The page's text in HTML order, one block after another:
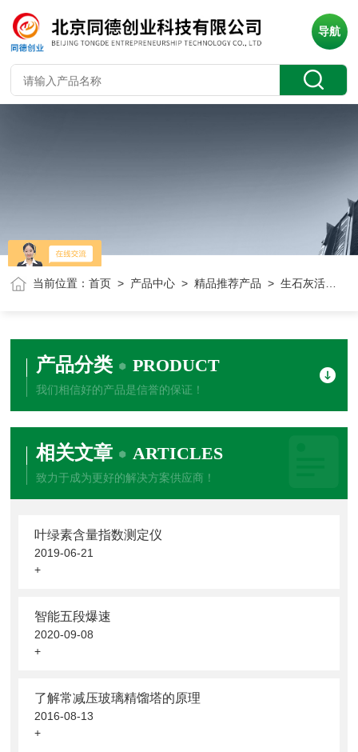
导航
当前位置：首页 > 产品中心 >精品推荐产品 > 生石灰活性自动测定仪
产品分类 PRODUCT
我们相信好的产品是信誉的保证！
相关文章 ARTICLES
致力于成为更好的解决方案供应商！
叶绿素含量指数测定仪
2019-06-21
+
智能五段爆速
2020-09-08
+
了解常减压玻璃精馏塔的原理
2016-08-13
+